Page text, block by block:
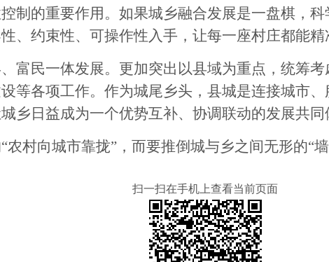
制的重要作用。如果城乡融合发展是一盘棋，
、约束性、可操作性入手，让每一座村庄都能精
民一体发展。更加突出以县域为重点，统筹考
等各项工作。作为城尾乡头，县城是连接城市
乡日益成为一个优势互补、协调联动的发展共同
向城市靠拢”，而要推倒城与乡之间无形的“墙
扫一扫在手机上查看当前页面